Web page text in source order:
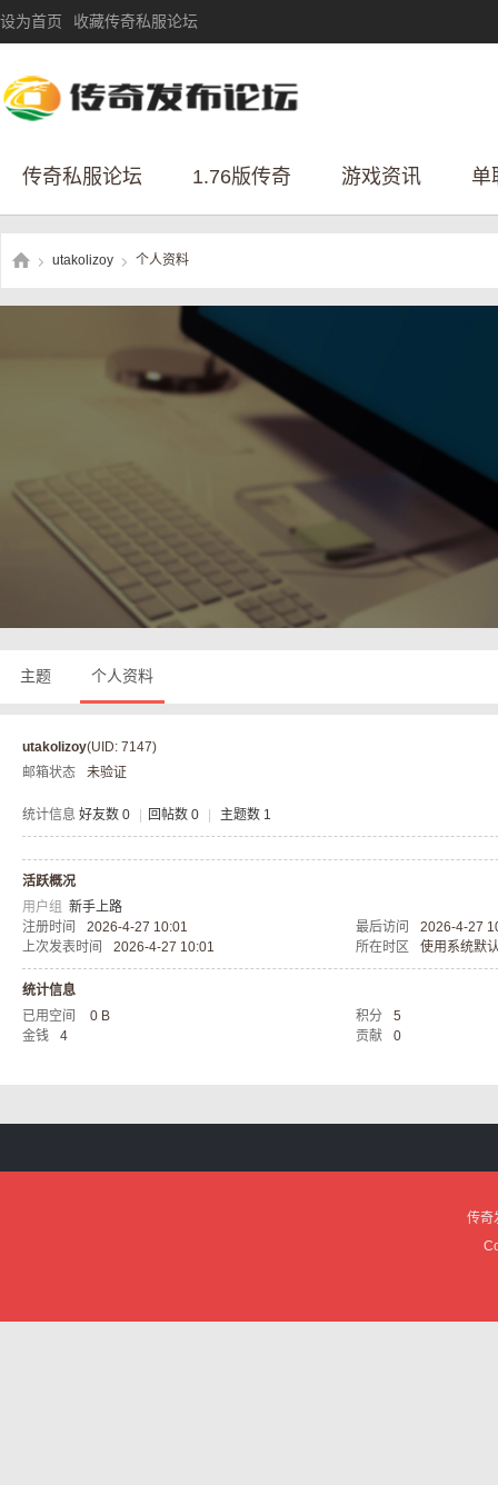
设为首页 收藏传奇私服论坛
传奇私服论坛 1.76版传奇 游戏资讯 单
服
utakolizoy 个人资料
主题 个人资料
utakolizoy(UID: 7147)
邮箱状态
未验证
统计信息 好友数 0 回帖数 0 主题数 1
活跃概况
用户组 新手上路
注册时间
2026-4-27 10:01 最后访问
2026-4-27
上次发表时间
2026-4-27 10:01 所在时区 使用系统默
统计信息
已用空间
0 B 积分
5
金钱
4 贡献 0
传奇